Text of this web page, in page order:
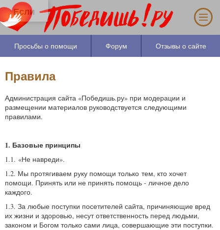
Если Вам больше 25 лет, за один час Вы
можете узнать основные причины
Вашего душевного состояния.
Просьбы о помощи Форум Отзывы о сайте
Правила
Администрация сайта «Победишь.ру» при модерации и
размещении материалов руководствуется следующими
правилами.
1. Базовые принципы
1.1. «Не навреди».
1.2. Мы протягиваем руку помощи только тем, кто хочет
помощи. Принять или не принять помощь - личное дело
каждого.
1.3. За любые поступки посетителей сайта, причиняющие вред
их жизни и здоровью, несут ответственность перед людьми,
законом и Богом только сами лица, совершающие эти поступки.